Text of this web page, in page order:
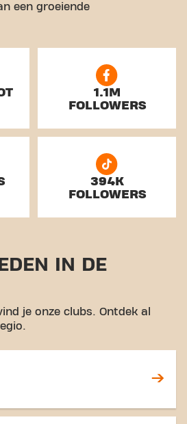
een groeiende
1.1M
FOLLOWERS
394K
FOLLOWERS
IN DE
je onze clubs. Ontdek al